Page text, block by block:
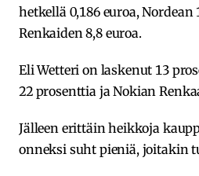
hetkellä 0,186 euroa, Nordean
Renkaiden 8,8 euroa.
Eli Wetteri on laskenut 13
22 prosenttia ja Nokian
Jälleen erittäin heikkoja
onneksi suht pieniä, joitakin